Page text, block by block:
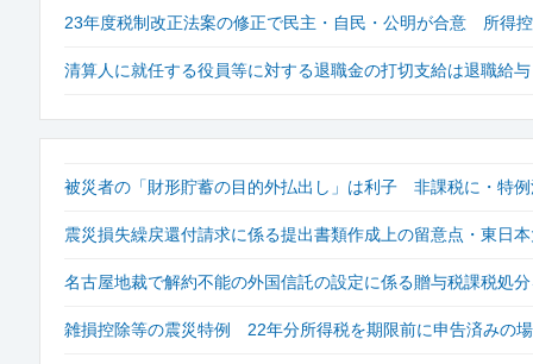
23年度税制改正法案の修正で民主・自民・公明が合意 所得
清算人に就任する役員等に対する退職金の打切支給は退職給
被災者の「財形貯蓄の目的外払出し」は利子 非課税に・特
震災損失繰戻還付請求に係る提出書類作成上の留意点・東日
名古屋地裁で解約不能の外国信託の設定に係る贈与税課税処
雑損控除等の震災特例 22年分所得税を期限前に申告済みの